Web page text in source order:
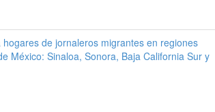
hogares de jornaleros migrantes en regiones
México: Sinaloa, Sonora, Baja California Sur y